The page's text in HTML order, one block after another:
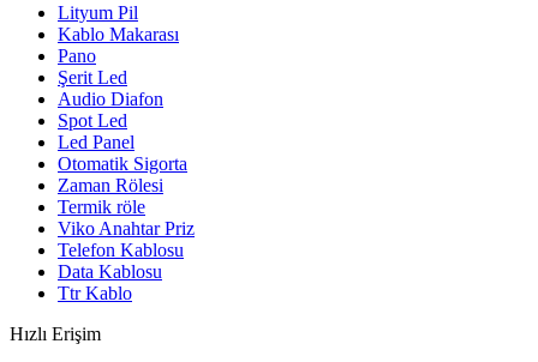
Lityum Pil
Kablo Makarası
Pano
Şerit Led
Audio Diafon
Spot Led
Led Panel
Otomatik Sigorta
Zaman Rölesi
Termik röle
Viko Anahtar Priz
Telefon Kablosu
Data Kablosu
Ttr Kablo
Hızlı Erişim